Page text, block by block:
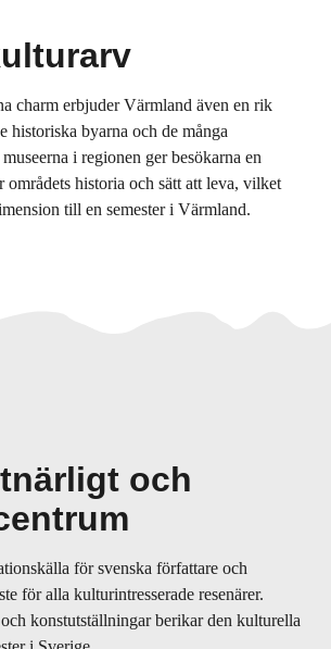
charm erbjuder Värmland även en rik
historiska byarna och de många
i regionen ger besökarna en
områdets historia och sätt att leva, vilket
till en semester i Värmland.
och
för svenska författare och
för alla kulturintresserade resenärer.
konstutställningar berikar den kulturella